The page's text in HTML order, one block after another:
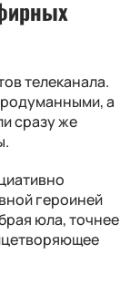
телеканала.
а
сразу же
героиней
юла, точнее